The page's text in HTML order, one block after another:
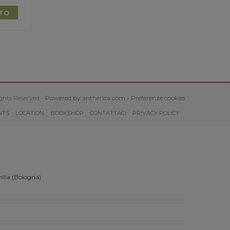
Reserved - Powered by antherica.com - Preferenze cookies
LOCATION BOOKSHOP CONTATTACI PRIVACY POLICY
(Bologna)